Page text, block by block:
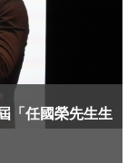
任國榮先生生